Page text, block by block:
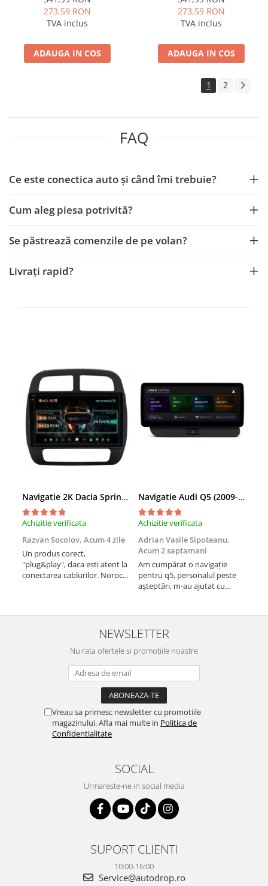
Navigatie Multimedia Android
9 inch
273,59 RON
TVA inclus
ADAUGA IN COS
Navigatie Multimedia Android
10.1 inch
273,59 RON
TVA inclus
ADAUGA IN COS
1 2
FAQ
Ce este conectica auto și când îmi trebuie?
Cum aleg piesa potrivită?
Se păstrează comenzile de pe volan?
Livrați rapid?
Navigatie 2K Dacia Spring (2021- Prezent), Android, S-Quadcore / 4GB RAM + 64GB ROM, 9.5 Inch - AD-BGS90042K+AD-BGRKIT366V4s
Achizitie verificata
Razvan Socolov, Acum 4 zile
Un produs corect,
"plug&play", daca esti atent la
conectarea cablurilor. Noroc
indrumat pas cu pas si mi-a
atras atentia ca nu era
conectat cablul de video de la
Navigatie Audi Q5 (2009-2017), Linux OS & OEM, MMI 3G, CarPlay & Android Auto Wireless, MirrorLink, Camera AHD, 12.3 Inch - AD-BGAALNXH+AD-BGRKITQ5002
Achizitie verificata
Adrian Vasile Sipoteanu,
Acum 2 saptamani
Am cumpărat o navigație
pentru q5, personalul peste
așteptări, m-au ajutat cu
rânduri. Foarte serviabili,
livrare rapidă, suport tehnic,
totul impecabil, o să revin la ei
și pentru vi...
NEWSLETTER
Nu rata ofertele si promotiile noastre
Vreau sa primesc newsletter cu promotiile
magazinului. Afla mai multe in Politica de
Confidentialitate
SOCIAL
Urmareste-ne in social media
SUPORT CLIENTI
10:00-16:00
Service@autodrop.ro